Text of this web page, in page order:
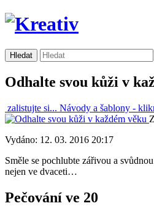
Odhalte svou kůži v
zalistujte si... Návody a šablony -
Vydáno: 12. 03. 2016 20:17
Směle se pochlubte zářivou a
nejen ve dvaceti…
Pečování ve 20